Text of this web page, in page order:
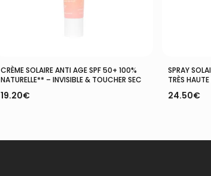
Ajouter Au Panier
CRÈME SOLAIRE ANTI AGE SPF 50+ 100%
NATURELLE** – INVISIBLE & TOUCHER SEC
19.20€
SPRAY
TRÈS
24.50€